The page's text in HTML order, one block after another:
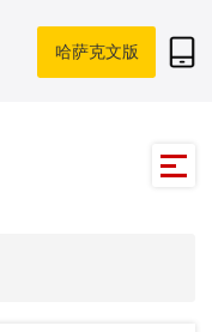
哈萨克文版